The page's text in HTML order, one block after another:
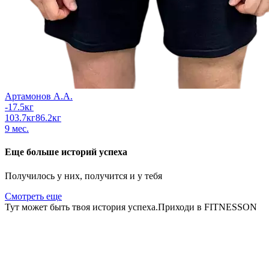
Артамонов А.А.
-17.5кг
103.7кг86.2кг
9 мес.
Еще больше историй успеха
Получилось у них, получится и у тебя
Смотреть еще
Тут может быть твоя история успеха.Приходи в FITNESSON